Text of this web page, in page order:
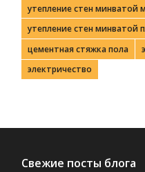
утепление стен минватой
утепление стен минватой
цементная стяжка пола
электричество
Свежие посты блога